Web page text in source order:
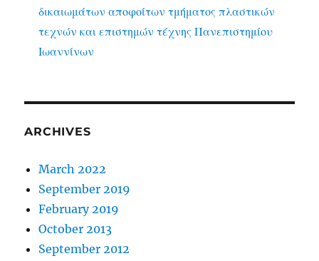
δικαιωμάτων αποφοίτων τμήματος πλαστικών
τεχνών και επιστημών τέχνης Πανεπιστημίου
Ιωαννίνων
ARCHIVES
March 2022
September 2019
February 2019
October 2013
September 2012